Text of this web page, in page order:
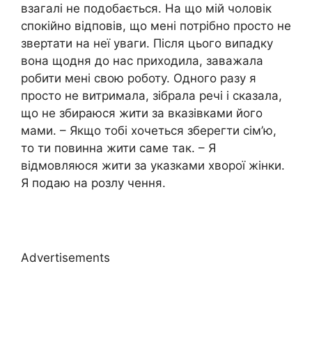
взагалі не подобається. На що мій чоловік
спокійно відповів, що мені потрібно просто не
звертати на неї уваги. Після цього випадку
вона щодня до нас приходила, заважала
робити мені свою роботу. Одного разу я
просто не витримала, зібрала речі і сказала,
що не збираюся жити за вказівками його
мами. – Якщо тобі хочеться зберегти сім’ю,
то ти повинна жити саме так. – Я
відмовляюся жити за указками хворої жінки.
Я подаю на розлу чення.
Advertisements